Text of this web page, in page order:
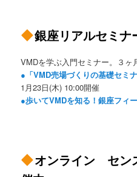
銀座リアルセミナ
VMDを学ぶ入門セミナー。３ヶ
●「VMD売場づくりの基礎セミナ
1月23日(木) 10:00開催
●歩いてVMDを知る！銀座フィ
オンライン セン